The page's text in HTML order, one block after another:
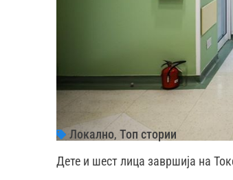
Локално, Топ стории
Дете и шест лица завршија на